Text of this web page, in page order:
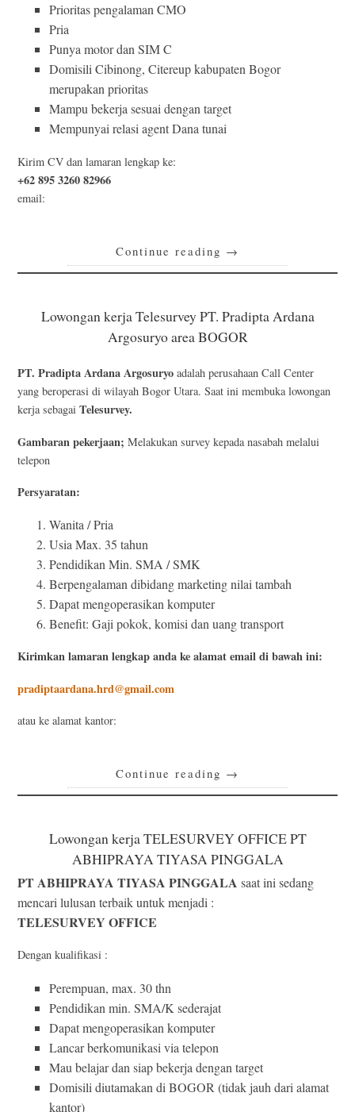
Prioritas pengalaman CMO
Pria
Punya motor dan SIM C
Domisili Cibinong, Citereup kabupaten Bogor
merupakan prioritas
Mampu bekerja sesuai dengan target
Mempunyai relasi agent Dana tunai
Kirim CV dan lamaran lengkap ke:
+62 895 3260 82966
email:
Continue reading →
Lowongan kerja Telesurvey PT. Pradipta Ardana
Argosuryo area BOGOR
PT. Pradipta Ardana Argosuryo adalah perusahaan Call Center
yang beroperasi di wilayah Bogor Utara. Saat ini membuka lowongan
kerja sebagaiTelesurvey.
Gambaran pekerjaan; Melakukan survey kepada nasabah melalui
telepon
Persyaratan:
Wanita / Pria
Usia Max. 35 tahun
Pendidikan Min. SMA / SMK
Berpengalaman dibidang marketing nilai tambah
Dapat mengoperasikan komputer
Benefit: Gaji pokok, komisi dan uang transport
Kirimkan lamaran lengkap anda ke alamat email di bawah ini:
pradiptaardana.hrd@gmail.com
atau ke alamat kantor:
Continue reading →
Lowongan kerja TELESURVEY OFFICE PT
ABHIPRAYA TIYASA PINGGALA
PT ABHIPRAYA TIYASA PINGGALA saat ini sedang
mencari lulusan terbaik untuk menjadi :
TELESURVEY OFFICE
Dengan kualifikasi :
Perempuan, max. 30 thn
Pendidikan min. SMA/K sederajat
Dapat mengoperasikan komputer
Lancar berkomunikasi via telepon
Mau belajar dan siap bekerja dengan target
Domisili diutamakan di BOGOR (tidak jauh dari alamat
kantor)